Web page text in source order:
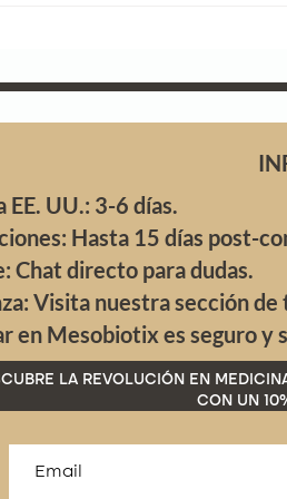
EE. UU.: 3-6 días.
Hasta 15 días post-
Chat directo para dudas.
Visita nuestra sección
en Mesobiotix es seguro y
LA REVOLUCIÓN EN
CON UN